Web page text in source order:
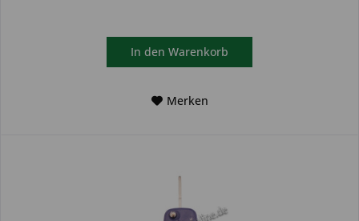
In den Warenkorb
Merken